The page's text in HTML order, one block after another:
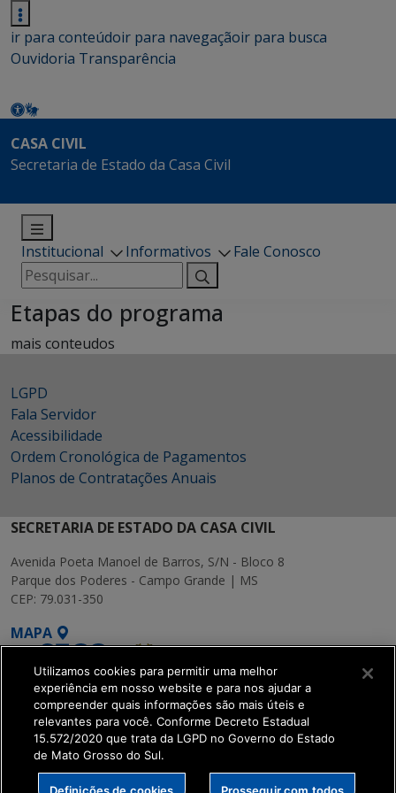
ir para conteúdoir para navegaçãoir para busca
Ouvidoria Transparência
CASA CIVIL
Secretaria de Estado da Casa Civil
Institucional Informativos
Fale Conosco
Pesquisar
por:
Etapas do programa
mais conteudos
LGPD
Fala Servidor
Acessibilidade
Ordem Cronológica de Pagamentos
Planos de Contratações Anuais
SECRETARIA DE ESTADO DA CASA CIVIL
Avenida Poeta Manoel de Barros, S/N - Bloco 8
Parque dos Poderes - Campo Grande | MS
CEP: 79.031-350
MAPA
SETDIG | Secretaria-
Executiva de
Transformação Digital
Utilizamos cookies para permitir uma melhor
experiência em nosso website e para nos ajudar a
compreender quais informações são mais úteis e
relevantes para você. Conforme Decreto Estadual
15.572/2020 que trata da LGPD no Governo do Estado
de Mato Grosso do Sul.
Definições de cookies Prosseguir com todos